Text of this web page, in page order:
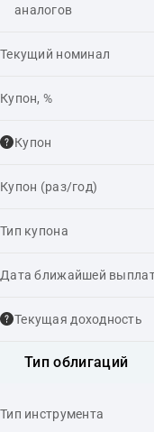
аналогов
Текущий номинал
Купон, %
Купон
Купон (раз/год)
Тип купона
Дата ближайшей
Текущая доходность
Тип облигаций
Тип инструмента